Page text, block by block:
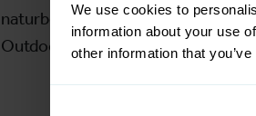
We use cookies to
information about your use
other information that
naturbegeisterte Besucher – die
Outdoor.